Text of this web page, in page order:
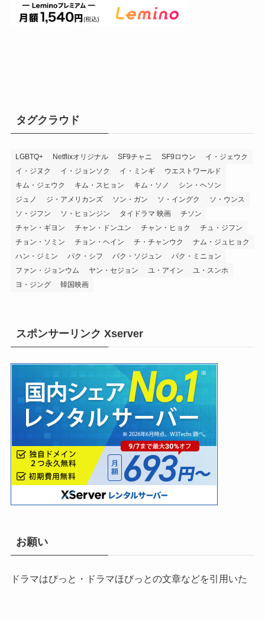
タグクラウド
LGBTQ+ Netflixオリジナル SF9チャニ SF9ロウン
イ・ジェウク
イ・ジヌク
イ・ジョンソク イ・ミンギ
ウエストワールド
キム・ジェウク
キム・スヒョン キム・ソノ
シン・ヘソン
ジュノ
ジ・アメリカンズ ソン・ガン ソ・イングク
ソ・ウンス
ソ・ジフン
ソ・ヒョンジン タイドラマ 映画
チソン
チャン・ギヨン
チャン・ドンユン チャン・ヒョク
チュ・ジフン
チョン・ソミン
チョン・ヘイン チ・チャンウク
ナム・ジュヒョク
ハン・ジミン
パク・シフ パク・ソジュン
パク・ミニョン
ファン・ジョンウム
ヤン・セジョン ユ・アイン
ユ・スンホ
ヨ・ジング
韓国映画
スポンサーリンク Xserver
お願い
ドラマはびっと・ドラマほびっとの文章などを引用いた